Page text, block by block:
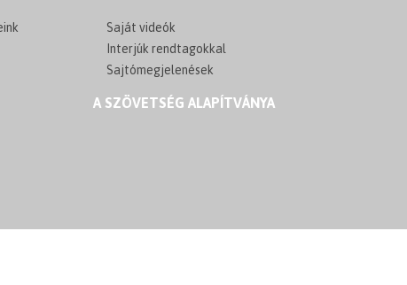
Saját videók
Interjúk rendtagokkal
Sajtómegjelenések
A SZÖVETSÉG ALAPÍTVÁNYA